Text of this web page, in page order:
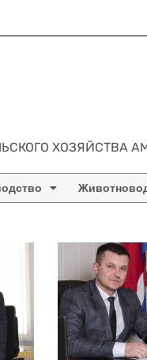
ХОЗЯЙСТВА